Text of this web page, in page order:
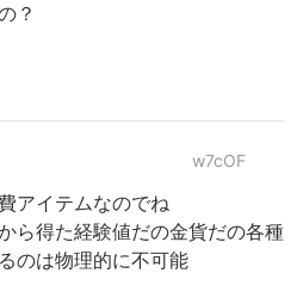
？
w7cOF
アイテムなのでね
ら得た経験値だの金貨だの各種
のは物理的に不可能